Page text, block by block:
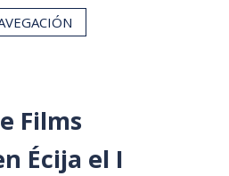
Films
Écija el I